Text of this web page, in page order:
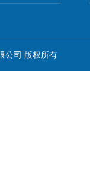
公司 版权所有